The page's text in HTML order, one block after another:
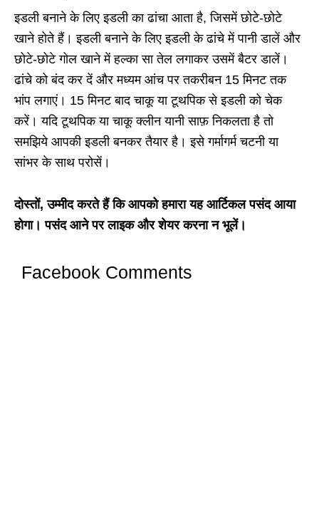
इडली बनाने के लिए इडली का ढांचा आता है, जिसमें छोटे-छोटे
खाने होते हैं। इडली बनाने के लिए इडली के ढांचे में पानी डालें और
छोटे-छोटे गोल खाने में हल्का सा तेल लगाकर उसमें बैटर डालें।
ढांचे को बंद कर दें और मध्यम आंच पर तकरीबन 15 मिनट तक
भांप लगाएं। 15 मिनट बाद चाकू या टूथपिक से इडली को चेक
करें। यदि टूथपिक या चाकू क्लीन यानी साफ़ निकलता है तो
समझिये आपकी इडली बनकर तैयार है। इसे गर्मागर्म चटनी या
सांभर के साथ परोसें।
दोस्तों, उम्मीद करते हैं कि आपको हमारा यह आर्टिकल पसंद आया
होगा। पसंद आने पर लाइक और शेयर करना न भूलें।
Facebook Comments